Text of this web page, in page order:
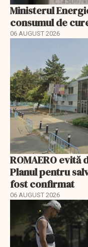
Ministerul
consumul de
06 AUGUST 2026
ROMAERO
Planul pentru
fost confirmat
06 AUGUST 2026